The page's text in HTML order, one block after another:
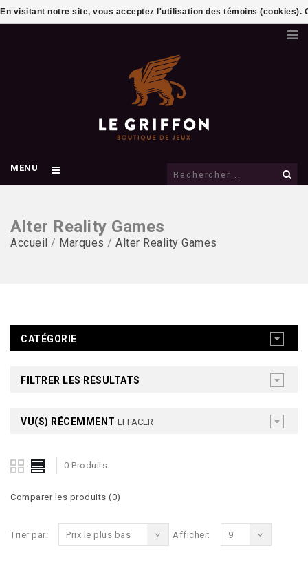
MENU
Alter Reality Games
Accueil / Marques / Alter Reality Games
CATÉGORIE
FILTRER LES RÉSULTATS
VU(S) RÉCEMMENT EFFACER
0 Produits
Comparer les produits (0)
Trier par: Prix le plus bas Afficher: 9
En visitant notre site, vous acceptez l'utilisation des témoins